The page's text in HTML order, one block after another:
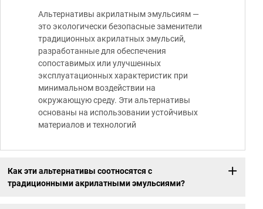
Альтернативы акрилатным эмульсиям —
это экологически безопасные заменители
традиционных акрилатных эмульсий,
разработанные для обеспечения
сопоставимых или улучшенных
эксплуатационных характеристик при
минимальном воздействии на
окружающую среду. Эти альтернативы
основаны на использовании устойчивых
материалов и технологий
Как эти альтернативы соотносятся с
традиционными акрилатными эмульсиями?